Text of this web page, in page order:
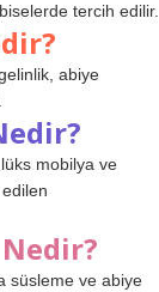
tercih edilir.
abiye
mobilya ve
süsleme ve abiye